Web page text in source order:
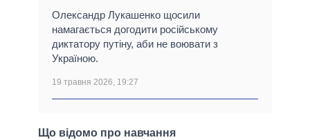
Олександр Лукашенко щосили
намагається догодити російському
диктатору путіну, аби не воювати з
Україною.
19 травня 2026, 19:27
Що відомо про навчання